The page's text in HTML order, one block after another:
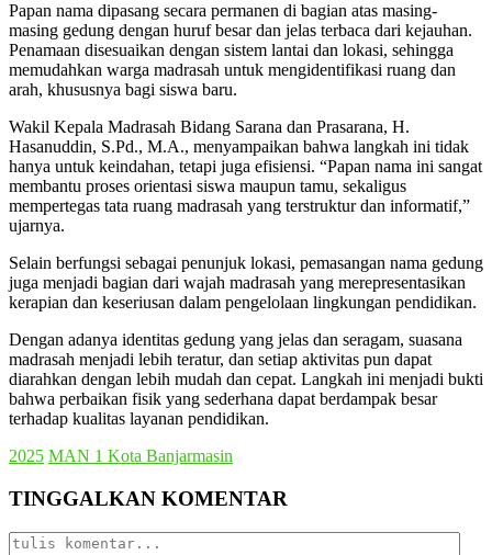
Papan nama dipasang secara permanen di bagian atas masing-
masing gedung dengan huruf besar dan jelas terbaca dari kejauhan.
Penamaan disesuaikan dengan sistem lantai dan lokasi, sehingga
memudahkan warga madrasah untuk mengidentifikasi ruang dan
arah, khususnya bagi siswa baru.
Wakil Kepala Madrasah Bidang Sarana dan Prasarana, H.
Hasanuddin, S.Pd., M.A., menyampaikan bahwa langkah ini tidak
hanya untuk keindahan, tetapi juga efisiensi. “Papan nama ini sangat
membantu proses orientasi siswa maupun tamu, sekaligus
mempertegas tata ruang madrasah yang terstruktur dan informatif,”
ujarnya.
Selain berfungsi sebagai penunjuk lokasi, pemasangan nama gedung
juga menjadi bagian dari wajah madrasah yang merepresentasikan
kerapian dan keseriusan dalam pengelolaan lingkungan pendidikan.
Dengan adanya identitas gedung yang jelas dan seragam, suasana
madrasah menjadi lebih teratur, dan setiap aktivitas pun dapat
diarahkan dengan lebih mudah dan cepat. Langkah ini menjadi bukti
bahwa perbaikan fisik yang sederhana dapat berdampak besar
terhadap kualitas layanan pendidikan.
2025 MAN 1 Kota Banjarmasin
TINGGALKAN KOMENTAR